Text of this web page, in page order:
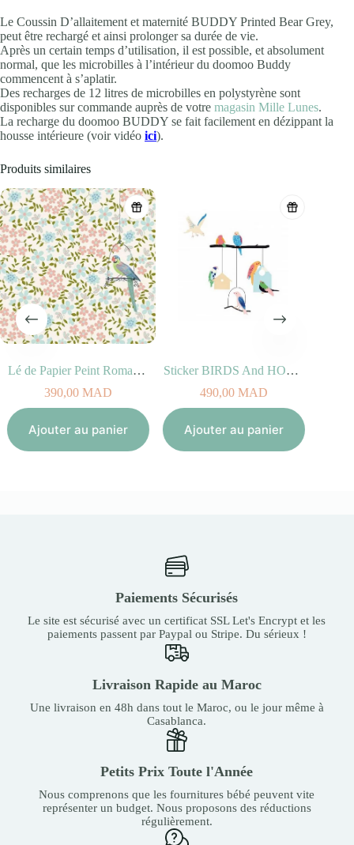
Le Coussin D’allaitement et maternité BUDDY Printed Bear Grey,
peut être rechargé et ainsi prolonger sa durée de vie.
Après un certain temps d’utilisation, il est possible, et absolument
normal, que les microbilles à l’intérieur du doomoo Buddy
commencent à s’aplatir.
Des recharges de 12 litres de microbilles en polystyrène sont
disponibles sur commande auprès de votre magasin Mille Lunes.
La recharge du doomoo BUDDY se fait facilement en dézippant la
housse intérieure (voir vidéo ici).
Produits similaires
Lé de Papier Peint Romance
390,00MAD
Ajouter au panier
Sticker BIRDS And HOUSES (100% vinyle, 50x40cm)
490,00MAD
Ajouter au panier
Paiements Sécurisés
Le site est sécurisé avec un certificat SSL Let's Encrypt et les
paiements passent par Paypal ou Stripe. Du sérieux !
Livraison Rapide au Maroc
Une livraison en 48h dans tout le Maroc, ou le jour même à
Casablanca.
Petits Prix Toute l'Année
Nous comprenons que les fournitures bébé peuvent vite
représenter un budget. Nous proposons des réductions
régulièrement.